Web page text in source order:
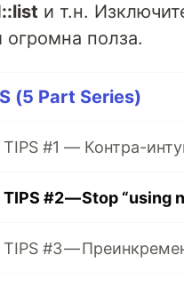
и т.н.
полза.
(5 Part Series)
TIPS #2 — Stop “using